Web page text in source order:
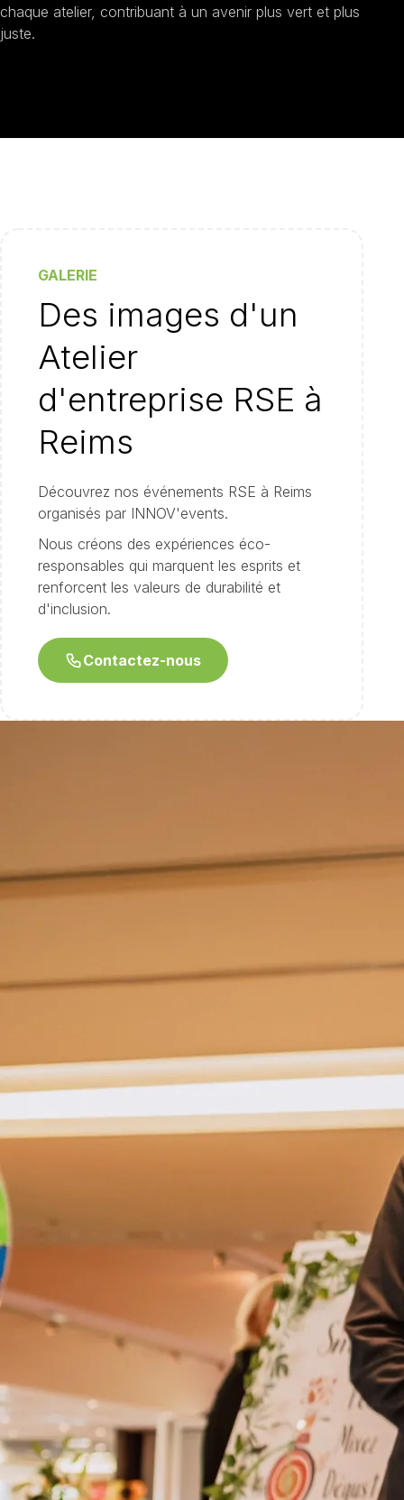
chaque atelier, contribuant à un avenir plus vert et plus
juste.
GALERIE
Des images d'un
Atelier
d'entreprise RSE à
Reims
Découvrez nos événements RSE à Reims
organisés par INNOV'events.
Nous créons des expériences éco-
responsables qui marquent les esprits et
renforcent les valeurs de durabilité et
d'inclusion.
Contactez-nous